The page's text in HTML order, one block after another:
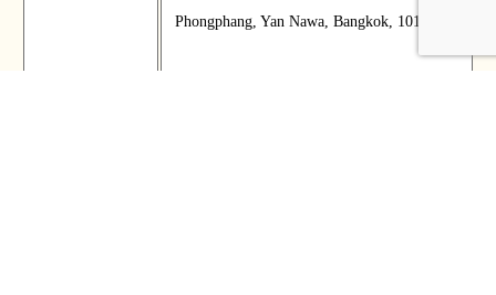
Phongphang, Yan Nawa, Bangkok, 10120